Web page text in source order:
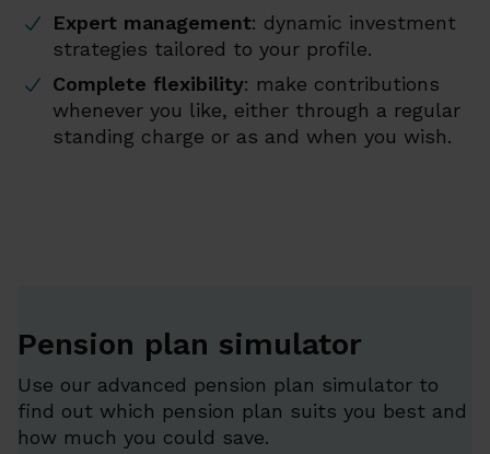
Expert management: dynamic investment
strategies tailored to your profile.
Complete flexibility: make contributions
whenever you like, either through a regular
standing charge or as and when you wish.
Pension plan simulator
Use our advanced pension plan simulator to
find out which pension plan suits you best and
how much you could save.